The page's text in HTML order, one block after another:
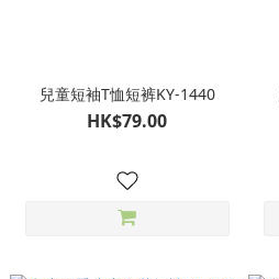
兒童短袖T恤短裤KY-1440
HK$79.00